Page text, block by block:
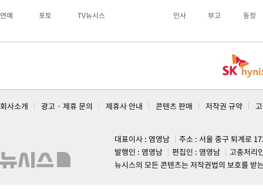
연예 포토 TV뉴시스 인사 부고 동정
회사소개 광고 · 제휴 문의 제휴사 안내 콘텐츠 판매 저작권 규약
대표이사 : 염영남
주소 : 서울 중구 퇴계로
발행인 : 염영남
편집인 : 염영남
고충처리
뉴시스의 모든 콘텐츠는 저작권법의 보호를